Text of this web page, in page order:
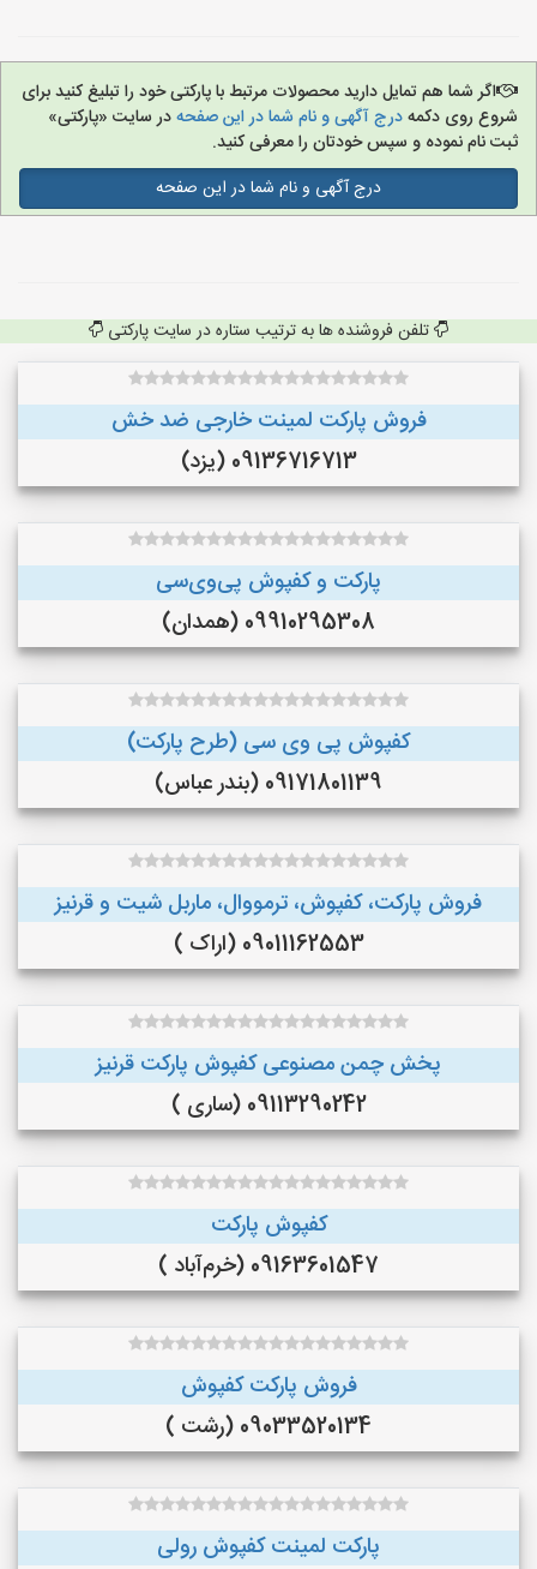
اگر شما هم تمایل دارید محصولات مرتبط با پارکتی خود را تبلیغ کنید برای
شروع روی دکمهدرج آگهی و نام شما در این صفحهدر سایت «پارکتی»
ثبت نام نموده و سپس خودتان را معرفی کنید.
درج آگهی و نام شما در این صفحه
تلفن فروشنده ها به ترتیب ستاره در سایت پارکتی
فروش پارکت لمینت خارجی ضد خش
09136716713 (یزد)
پارکت و کفپوش پی‌وی‌سی
09910295308 (همدان)
کفپوش پی وی سی (طرح پارکت)
09171801139 (بندر عباس)
فروش پارکت، کفپوش، ترمووال، ماربل شیت و قرنیز
09011162553 (اراک )
پخش چمن مصنوعی کفپوش پارکت قرنیز
09113290242 (ساری )
کفپوش پارکت
09163601547 (خرم‌آباد )
فروش پارکت کفپوش
09033520134 (رشت )
پارکت لمینت کفپوش رولی